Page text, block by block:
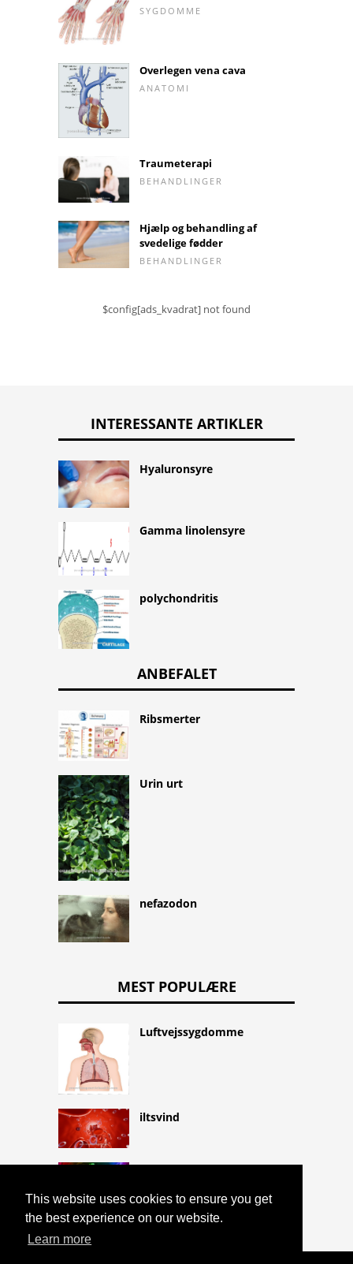
This website uses cookies to ensure you get
the best experience on our website.
Learn more
SYGDOMME
Overlegen vena cava
ANATOMI
Traumeterapi
BEHANDLINGER
Hjælp og behandling af
svedelige fødder
BEHANDLINGER
$config[ads_kvadrat] not found
INTERESSANTE ARTIKLER
Hyaluronsyre
Gamma linolensyre
polychondritis
ANBEFALET
Ribsmerter
Urin urt
nefazodon
MEST POPULÆRE
Luftvejssygdomme
iltsvind